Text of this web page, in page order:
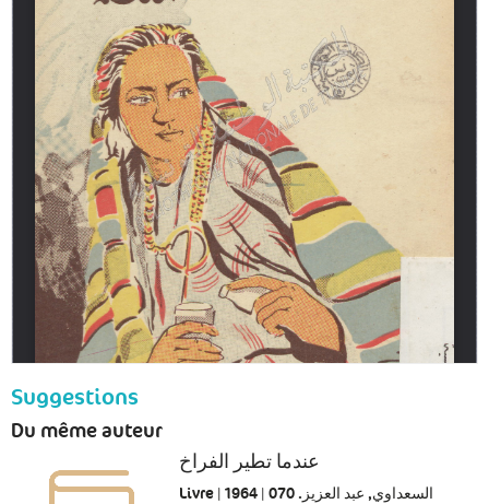
Suggestions
Du même auteur
عندما تطير الفراخ
Livre | السعداوي, عبد العزيز. 070 | 1964